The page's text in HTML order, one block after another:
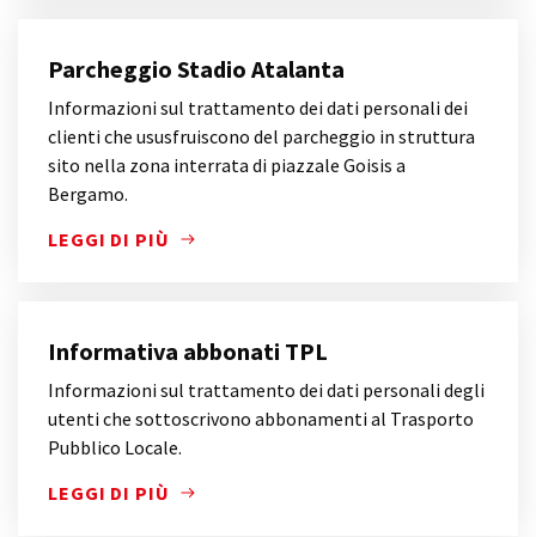
Parcheggio Stadio Atalanta
Informazioni sul trattamento dei dati personali dei
clienti che ususfruiscono del parcheggio in struttura
sito nella zona interrata di piazzale Goisis a
Bergamo.
LEGGI DI PIÙ
INFORMAZIONI SUL TRATTAMENTO DEI DATI
Informativa abbonati TPL
Informazioni sul trattamento dei dati personali degli
utenti che sottoscrivono abbonamenti al Trasporto
Pubblico Locale.
LEGGI DI PIÙ
INFORMAZIONI SUL TRATTAMENTO DEI DATI